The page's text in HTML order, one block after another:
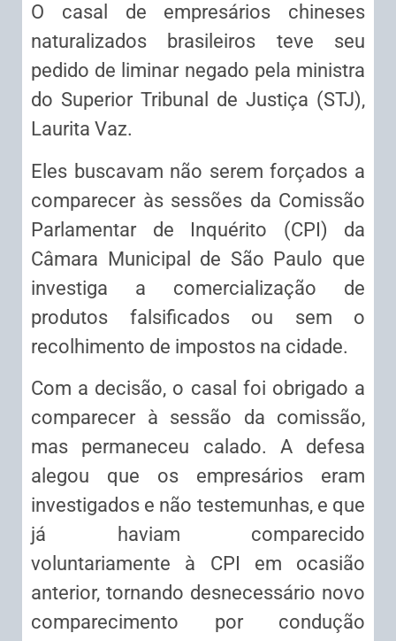
O casal de empresários chineses
naturalizados brasileiros teve seu
pedido de liminar negado pela ministra
do Superior Tribunal de Justiça (STJ),
Laurita Vaz.
Eles buscavam não serem forçados a
comparecer às sessões da Comissão
Parlamentar de Inquérito (CPI) da
Câmara Municipal de São Paulo que
investiga a comercialização de
produtos falsificados ou sem o
recolhimento de impostos na cidade.
Com a decisão, o casal foi obrigado a
comparecer à sessão da comissão,
mas permaneceu calado. A defesa
alegou que os empresários eram
investigados e não testemunhas, e que
já haviam comparecido
voluntariamente à CPI em ocasião
anterior, tornando desnecessário novo
comparecimento por condução